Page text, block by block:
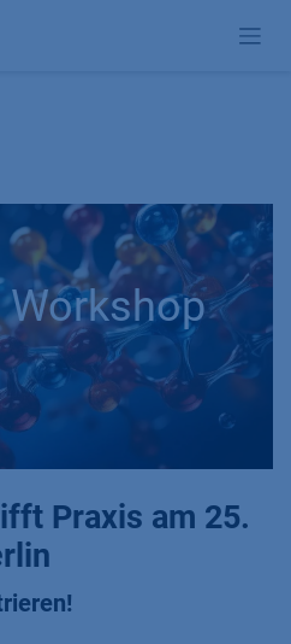
Workshop
Praxis am 25.